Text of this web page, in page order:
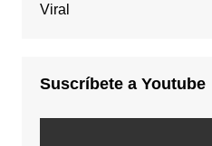
Viral
Suscríbete a Youtube